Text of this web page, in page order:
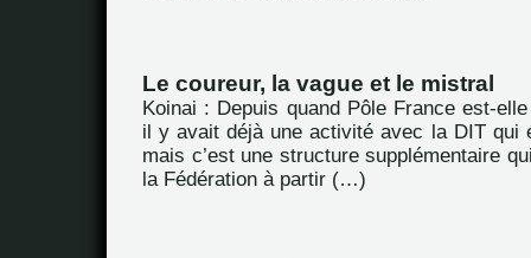
Le coureur, la vague et le mistral
Koinai : Depuis quand Pôle France est-
il y avait déjà une activité avec la DIT qui
mais c’est une structure supplémentaire
la Fédération à partir (…)